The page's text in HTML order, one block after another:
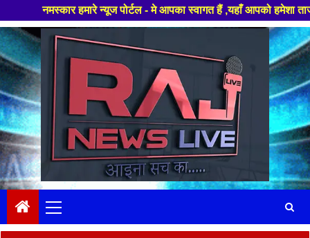
हमारे न्यूज पोर्टल - मे आपका स्वागत हैं ,यहाँ आपको हमेशा ताजा खबरों से
Skip
to
content
Menu